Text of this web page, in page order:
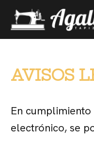
AVISOS
En
electrónico, se